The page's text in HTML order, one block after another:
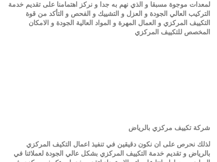
لمعدات موجوة مسبقا و الذي نهم به جدا و نركز اهتمامنا على تقديم خدمة
التركيب العالي الجودة و العزل و التشييك و الفحص و التأكد من قوة
التكييف المركزي و العمال المهرة و المواد العالية الجودة و الامكان
المخصص للتكييف المركزي
شركة تكييف مركزي بالرياض
لذلك نحرص على ان نكون دقيقين في تنفيذ اعمال التكيف المركزي
بالرياض و تقديم خدمة التكييف المركزي بشكل عالي الجودة لعملائنا في